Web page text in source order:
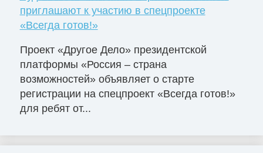
приглашают к участию в спецпроекте
«Всегда готов!»
Проект «Другое Дело» президентской
платформы «Россия – страна
возможностей» объявляет о старте
регистрации на спецпроект «Всегда готов!»
для ребят от...